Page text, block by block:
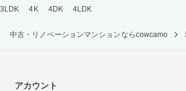
3LDK
4K 4DK 4LDK
中古・リノベーションマンションならcowcamo
アカウント